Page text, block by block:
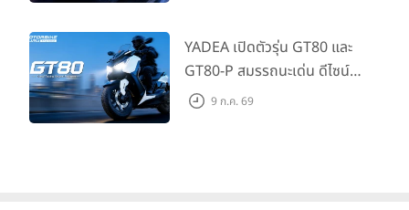
YADEA เปิดตัวรุ่น GT80 และ
GT80-P สมรรถนะเด่น ดีไซน์หรู
ปลอดภัย ราคาเข้าถึงง่าย จด
9 ก.ค. 69